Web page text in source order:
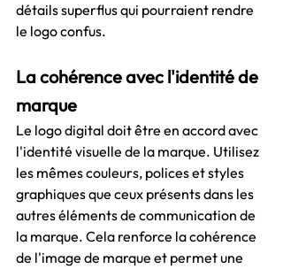
détails superflus qui pourraient rendre
le logo confus.
La cohérence avec l'identité de
marque
Le logo digital doit être en accord avec
l'identité visuelle de la marque. Utilisez
les mêmes couleurs, polices et styles
graphiques que ceux présents dans les
autres éléments de communication de
la marque. Cela renforce la cohérence
de l'image de marque et permet une